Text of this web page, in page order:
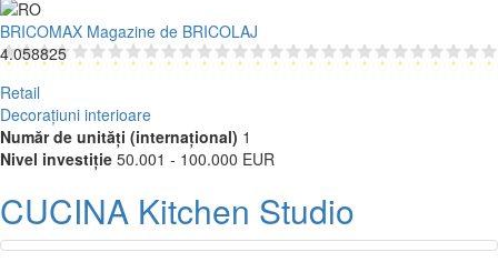
BRICOMAX Magazine de BRICOLAJ
4.058825
Retail
Decorațiuni interioare
Număr de unități (internațional) 1
Nivel investiție 50.001 - 100.000 EUR
CUCINA Kitchen Studio